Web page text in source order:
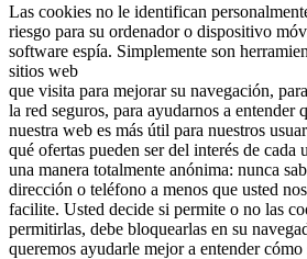
Las cookies no le identifican
riesgo para su ordenador o dispositivo
software espía. Simplemente son
sitios web
que visita para mejorar su navegación,
la red seguros, para ayudarnos a entender
nuestra web es más útil para nuestros
qué ofertas pueden ser del interés de cada
una manera totalmente anónima: nunca
dirección o teléfono a menos que usted
facilite. Usted decide si permite o no las
permitirlas, debe bloquearlas en su
queremos ayudarle mejor a entender cómo